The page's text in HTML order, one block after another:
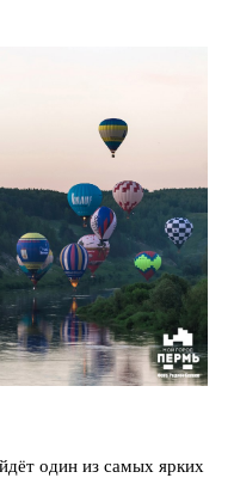
один из самых ярких